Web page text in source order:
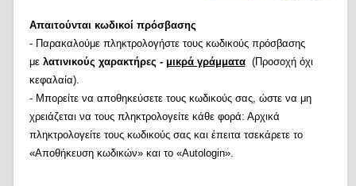
Απαιτούνται κωδικοί πρόσβασης
- Παρακαλούμε πληκτρολογήστε τους κωδικούς πρόσβασης
με λατινικούς χαρακτήρες - μικρά γράμματα(Προσοχή όχι
κεφαλαία).
- Μπορείτε να αποθηκεύσετε τους κωδικούς σας, ώστε να μη
χρειάζεται να τους πληκτρολογείτε κάθε φορά: Αρχικά
πληκτρολογείτε τους κωδικούς σας και έπειτα τσεκάρετε το
«Αποθήκευση κωδικών» και το «Autologin».